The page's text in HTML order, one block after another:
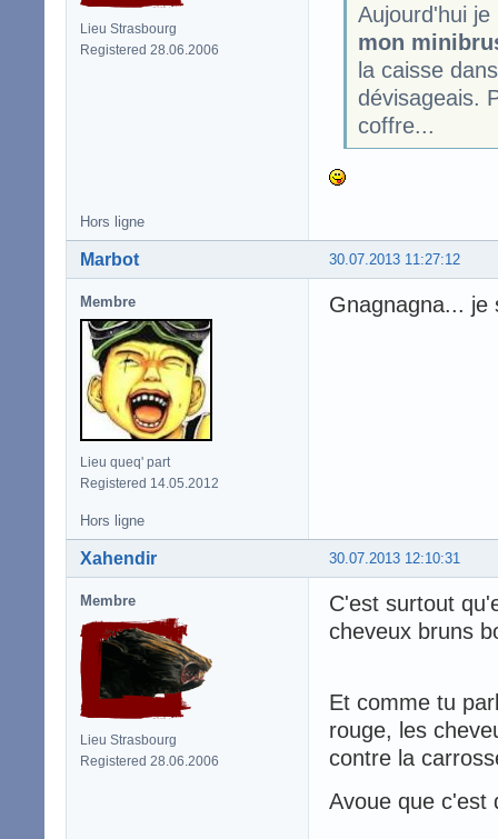
Lieu Strasbourg
Registered 28.06.2006
Aujourd'hui
mon
la caisse
dévisageais.
coffre...
Hors ligne
30.07.2013 11:27:12
Marbot
Membre
Lieu queq' part
Registered 14.05.2012
Gnagnagna...
Hors ligne
30.07.2013 12:10:31
Xahendir
Membre
Lieu Strasbourg
Registered 28.06.2006
C'est surtout
cheveux bruns
Et comme tu
rouge, les
contre la
Avoue que c'est